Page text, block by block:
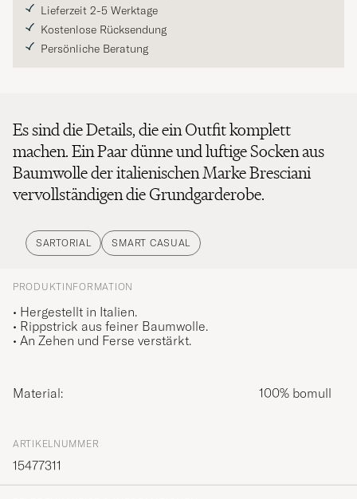
Lieferzeit 2-5 Werktage
Kostenlose Rücksendung
Persönliche Beratung
Es sind die Details, die ein Outfit komplett
machen. Ein Paar dünne und luftige Socken aus
Baumwolle der italienischen Marke Bresciani
vervollständigen die Grundgarderobe.
SARTORIAL SMART CASUAL
PRODUKTINFORMATION
• Hergestellt in Italien.
• Rippstrick aus feiner Baumwolle.
• An Zehen und Ferse verstärkt.
Material: 100% bomull
ARTIKELNUMMER
15477311